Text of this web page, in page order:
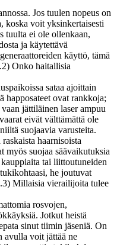
Jos tuulen nopeus on
koska voit yksinkertaisesti
tuulta ei ole ollenkaan,
ja käytettävä
käyttö, tämä
Onko haitallisia
sataa ajoittain
happosateet ovat rankkoja;
jättiläinen laser ampuu
eivät välttämättä ole
suojaavia varusteita.
haarnisoista
myös suojaa säävaikutuksia
tai liittoutuneiden
he joutuvat
Millaisia ​​vierailijoita tulee
rosvojen,
Jotkut heistä
sinut tiimin jäseniä. On
voit jättää ne